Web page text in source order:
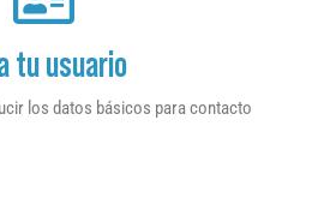
tu usuario
los datos básicos para contacto